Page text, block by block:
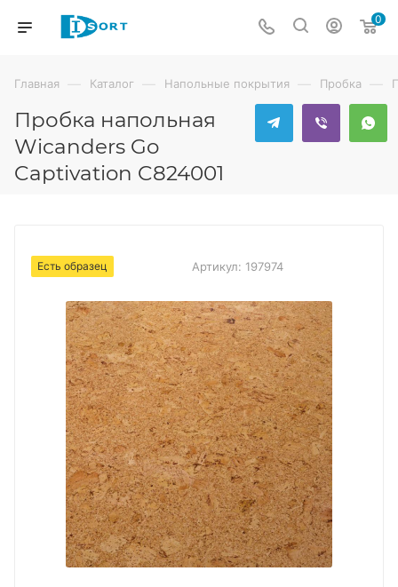
0
Главная — Каталог — Напольные покрытия — Пробка —
Пробка напольная
Wicanders Go
Captivation C824001
Есть образец Артикул: 197974